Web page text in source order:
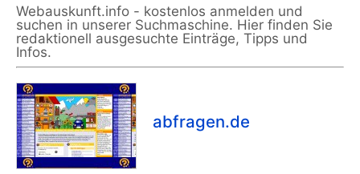
Webauskunft.info - kostenlos anmelden und
suchen in unserer Suchmaschine. Hier finden Sie
redaktionell ausgesuchte Einträge, Tipps und
Infos.
abfragen.de